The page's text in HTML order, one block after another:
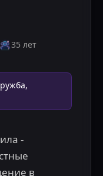
35 лет
-
в